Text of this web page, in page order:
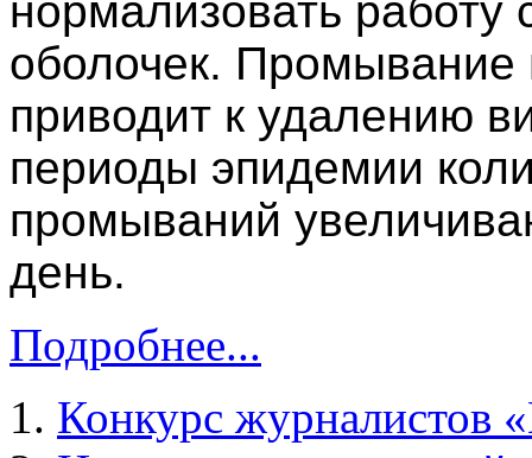
нормализовать работу
оболочек. Промывание
приводит к удалению
периоды эпидемии
промываний
день.
Подробнее...
Конкурс журналистов